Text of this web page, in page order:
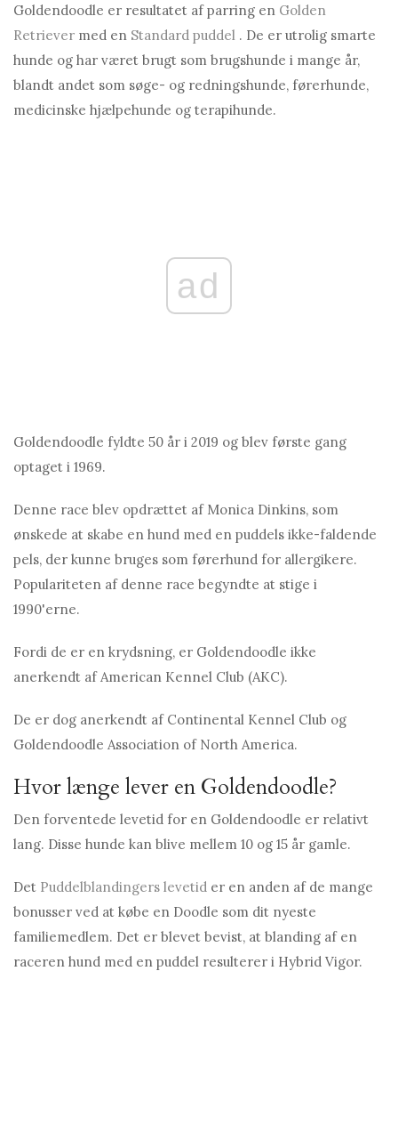
Goldendoodle er resultatet af parring en Golden
Retriever med en Standard puddel . De er utrolig smarte
hunde og har været brugt som brugshunde i mange år,
blandt andet som søge- og redningshunde, førerhunde,
medicinske hjælpehunde og terapihunde.
ad
Goldendoodle fyldte 50 år i 2019 og blev første gang
optaget i 1969.
Denne race blev opdrættet af Monica Dinkins, som
ønskede at skabe en hund med en puddels ikke-faldende
pels, der kunne bruges som førerhund for allergikere.
Populariteten af ​​denne race begyndte at stige i
1990'erne.
Fordi de er en krydsning, er Goldendoodle ikke
anerkendt af American Kennel Club (AKC).
De er dog anerkendt af Continental Kennel Club og
Goldendoodle Association of North America.
Hvor længe lever en Goldendoodle?
Den forventede levetid for en Goldendoodle er relativt
lang. Disse hunde kan blive mellem 10 og 15 år gamle.
Det Puddelblandingers levetid er en anden af ​​de mange
bonusser ved at købe en Doodle som dit nyeste
familiemedlem. Det er blevet bevist, at blanding af en
raceren hund med en puddel resulterer i Hybrid Vigor.